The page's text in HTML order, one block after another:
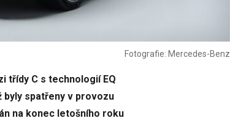
Fotografie: Mercedes-Benz
třídy C s technologií EQ
spatřeny v provozu
na konec letošního roku